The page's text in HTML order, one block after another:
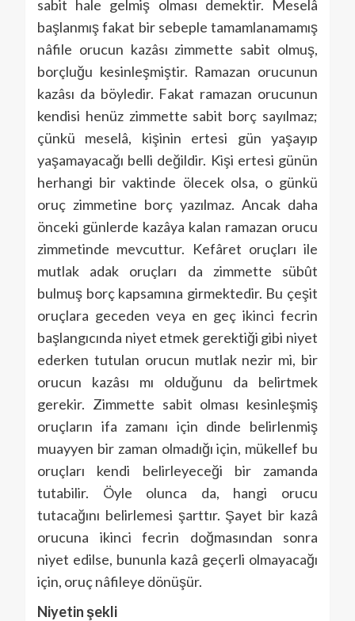
sabit hale gelmiş olması demektir. Meselâ
başlanmış fakat bir sebeple tamamlanamamış
nâfile orucun kazâsı zimmette sabit olmuş,
borçluğu kesinleşmiştir. Ramazan orucunun
kazâsı da böyledir. Fakat ramazan orucunun
kendisi henüz zimmette sabit borç sayılmaz;
çünkü meselâ, kişinin ertesi gün yaşayıp
yaşamayacağı belli değildir. Kişi ertesi günün
herhangi bir vaktinde ölecek olsa, o günkü
oruç zimmetine borç yazılmaz. Ancak daha
önceki günlerde kazâya kalan ramazan orucu
zimmetinde mevcuttur. Kefâret oruçları ile
mutlak adak oruçları da zimmette sübût
bulmuş borç kapsamına girmektedir. Bu çeşit
oruçlara geceden veya en geç ikinci fecrin
başlangıcında niyet etmek gerektiği gibi niyet
ederken tutulan orucun mutlak nezir mi, bir
orucun kazâsı mı olduğunu da belirtmek
gerekir. Zimmette sabit olması kesinleşmiş
oruçların ifa zamanı için dinde belirlenmiş
muayyen bir zaman olmadığı için, mükellef bu
oruçları kendi belirleyeceği bir zamanda
tutabilir. Öyle olunca da, hangi orucu
tutacağını belirlemesi şarttır. Şayet bir kazâ
orucuna ikinci fecrin doğmasından sonra
niyet edilse, bununla kazâ geçerli olmayacağı
için, oruç nâfileye dönüşür.
Niyetin şekli